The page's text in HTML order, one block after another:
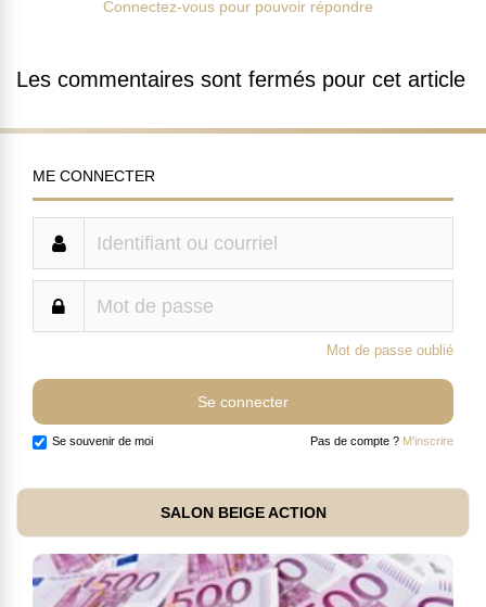
Connectez-vous pour pouvoir répondre
Les commentaires sont fermés pour cet article
ME CONNECTER
Mot de passe oublié
Se souvenir de moi Pas de compte ? M'inscrire
SALON BEIGE ACTION